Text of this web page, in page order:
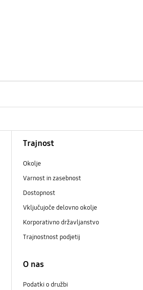
Trajnost
Okolje
Varnost in zasebnost
Dostopnost
Vključujoče delovno okolje
Korporativno državljanstvo
Trajnostnost podjetij
O nas
Podatki o družbi